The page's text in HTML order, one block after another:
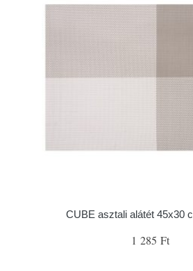
CUBE asztali alátét 45x30
1 285 Ft